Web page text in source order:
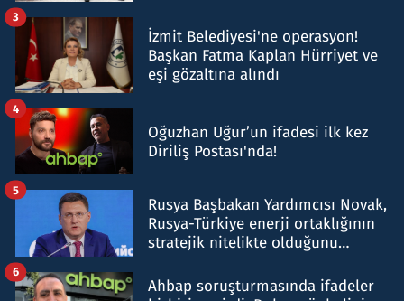
İzmit Belediyesi'ne operasyon!
Başkan Fatma Kaplan Hürriyet ve
eşi gözaltına alındı
3
Oğuzhan Uğur’un ifadesi ilk kez
Diriliş Postası'nda!
4
Rusya Başbakan Yardımcısı Novak,
Rusya-Türkiye enerji ortaklığının
stratejik nitelikte olduğunu
5
Ahbap soruşturmasında ifadeler
6